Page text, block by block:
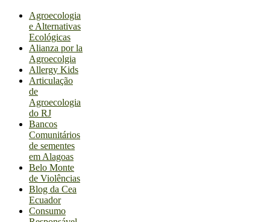
Agroecologia
e Alternativas
Ecológicas
Alianza por la
Agroecolgia
Allergy Kids
Articulação
de
Agroecologia
do RJ
Bancos
Comunitários
de sementes
em Alagoas
Belo Monte
de Violências
Blog da Cea
Ecuador
Consumo